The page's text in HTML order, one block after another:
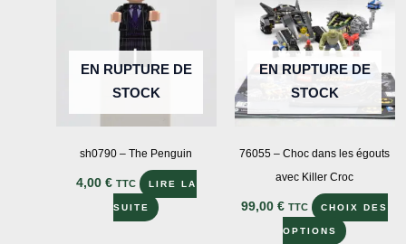
EN RUPTURE DE
STOCK
sh0790 – The Penguin
4,00 € TTC LIRE LA
SUITE
EN RUPTURE DE
STOCK
76055 – Choc dans les égouts
avec Killer Croc
99,00€ TTC CHOIX DES
OPTIONS
Ce